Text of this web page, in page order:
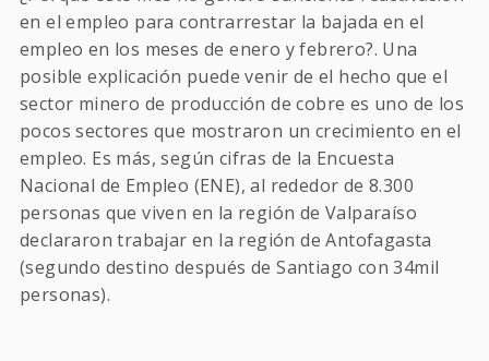
en el empleo para contrarrestar la bajada en el
empleo en los meses de enero y febrero?. Una
posible explicación puede venir de el hecho que el
sector minero de producción de cobre es uno de los
pocos sectores que mostraron un crecimiento en el
empleo. Es más, según cifras de la Encuesta
Nacional de Empleo (ENE), al rededor de 8.300
personas que viven en la región de Valparaíso
declararon trabajar en la región de Antofagasta
(segundo destino después de Santiago con 34mil
personas).